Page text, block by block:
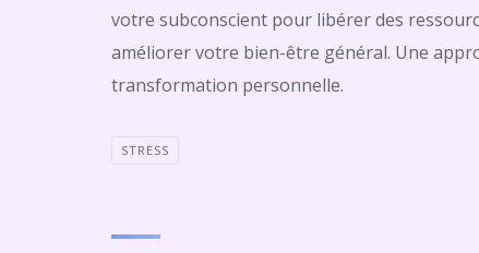
votre subconscient pour libérer des
améliorer votre bien-être général. Une
transformation personnelle.
STRESS